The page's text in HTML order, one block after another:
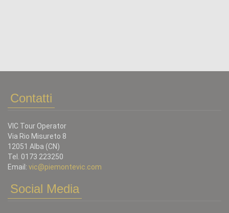
Contatti
VIC Tour Operator
Via Rio Misureto 8
12051 Alba (CN)
Tel. 0173 223250
Email: vic@piemontevic.com
Social Media